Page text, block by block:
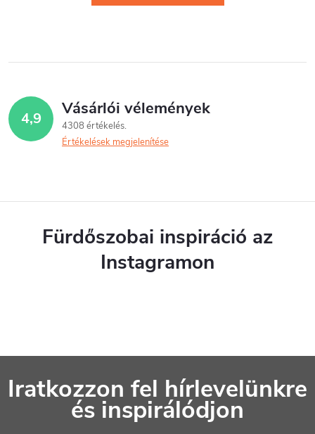
4,9 Vásárlói vélemények
4308 értékelés
Értékelések megjelenítése
Fürdőszobai inspiráció az
Instagramon
áIratkozzon fel hírlevelünkre
és inspirálódjon